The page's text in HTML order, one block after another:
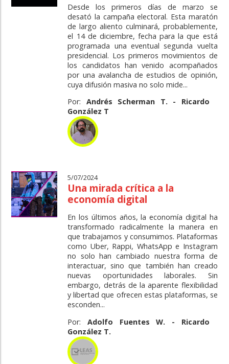
Desde los primeros días de marzo se
desató la campaña electoral. Esta maratón
de largo aliento culminará, probablemente,
el 14 de diciembre, fecha para la que está
programada una eventual segunda vuelta
presidencial. Los primeros movimientos de
los candidatos han venido acompañados
por una avalancha de estudios de opinión,
cuya difusión masiva no solo mide...
Por: Andrés Scherman T. - Ricardo
González T
5/07/2024
Una mirada crítica a la
economía digital
En los últimos años, la economía digital ha
transformado radicalmente la manera en
que trabajamos y consumimos. Plataformas
como Uber, Rappi, WhatsApp e Instagram
no solo han cambiado nuestra forma de
interactuar, sino que también han creado
nuevas oportunidades laborales. Sin
embargo, detrás de la aparente flexibilidad
y libertad que ofrecen estas plataformas, se
esconden...
Por:Adolfo Fuentes W. - Ricardo
González T.